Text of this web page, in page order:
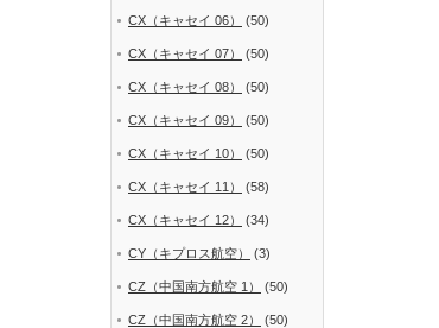
CX（キャセイ 06） (50)
CX（キャセイ 07） (50)
CX（キャセイ 08） (50)
CX（キャセイ 09） (50)
CX（キャセイ 10） (50)
CX（キャセイ 11） (58)
CX（キャセイ 12） (34)
CY（キプロス航空） (3)
CZ（中国南方航空 1） (50)
CZ（中国南方航空 2） (50)